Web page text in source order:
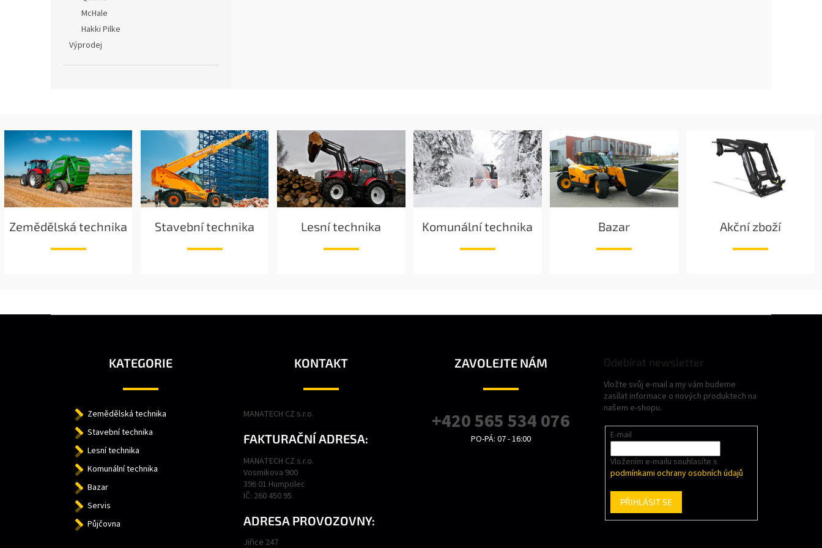
McHale
Hakki Pilke
Výprodej
Zemědělská technika Stavební technika Lesní technika Komunální technika Bazar Akční zboží
KATEGORIE
Zemědělská technika
Stavební technika
Lesní technika
Komunální technika
Bazar
Servis
Půjčovna
KONTAKT
MANATECH CZ s.r.o.
FAKTURAČNÍ ADRESA:
MANATECH CZ s.r.o.
Vosmikova 900
396 01 Humpolec
IČ: 260 450 95
ADRESA PROVOZOVNY:
Jiřice 247
ZAVOLEJTE NÁM
+420 565 534 076
PO-PÁ: 07 - 16:00
Odebírat newsletter
Vložte svůj e-mail a my vám budeme
zasílat informace o nových produktech na
našem e-shopu.
E-mail
Vložením e-mailu souhlasíte s
podmínkami ochrany osobních údajů
PŘIHLÁSIT SE